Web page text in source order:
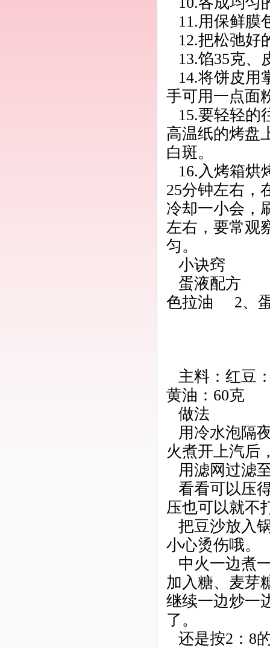
11.用保鲜膜
12.把松弛好
13.馅35克、
14.将饼皮用
手可用一点面
15.要轻轻的
高温纸的烤盘
白斑。
16.入烤箱烘
25分钟左右，
冷却一小会，
左右，要常观
匀。
小诀窍
蛋液配方
色拉油 2、
主料：红豆
黄油：60克
做法
用冷水泡隔
火煮开上汽后
用滤网过滤
看看可以压
压也可以就不
把豆沙放入
小心烫伤哦。
中火一边煮
加入糖、麦芽
继续一边炒一
了。
还是按2：8